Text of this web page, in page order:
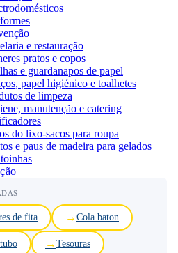
e restauração
pratos e copos
e guardanapos de papel
papel higiénico e toalhetes
de limpeza
manutenção e catering
do lixo-sacos para roupa
e paus de madeira para gelados
de fita Cola baton
Tesouras